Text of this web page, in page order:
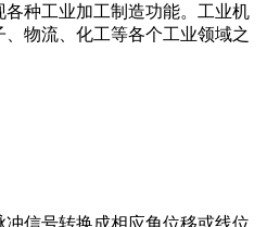
各种工业加工制造功能。工业机
物流、化工等各个工业领域之